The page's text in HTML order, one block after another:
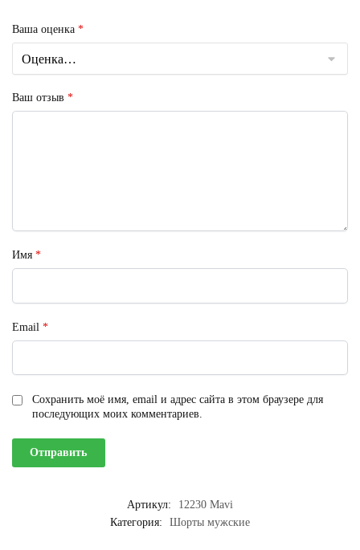
Ваша оценка *
Ваш отзыв *
Имя *
Email *
Сохранить моё имя, email и адрес сайта в этом браузере для
последующих моих комментариев.
Артикул:
12230 Mavi
Категория:
Шорты мужские